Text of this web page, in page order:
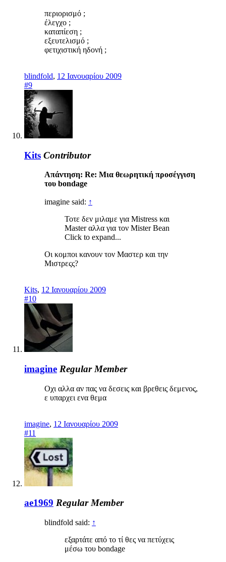
περιορισμό ;
έλεγχο ;
καταπίεση ;
εξευτελισμό ;
φετιχιστική ηδονή ;
blindfold, 12 Ιανουαρίου 2009
#9
Kits Contributor
Απάντηση: Re: Μια θεωρητική προσέγγιση
του bondage
imagine said: ↑
Τοτε δεν μιλαμε για Mistress και
Master αλλα για τον Mister Bean
Click to expand...
Οι κομποι κανουν τον Μαστερ και την
Μιστρεςς?
Kits, 12 Ιανουαρίου 2009
#10
imagine Regular Member
Οχι αλλα αν πας να δεσεις και βρεθεις δεμενος,
ε υπαρχει ενα θεμα
imagine, 12 Ιανουαρίου 2009
#11
ae1969 Regular Member
blindfold said: ↑
εξαρτάτε από το τί θες να πετύχεις
μέσω του bondage